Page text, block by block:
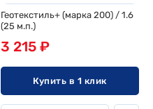
Геотекстиль+ (марка 200) / 1.6
(25 м.п.)
3 215 ₽
Купить в 1 клик